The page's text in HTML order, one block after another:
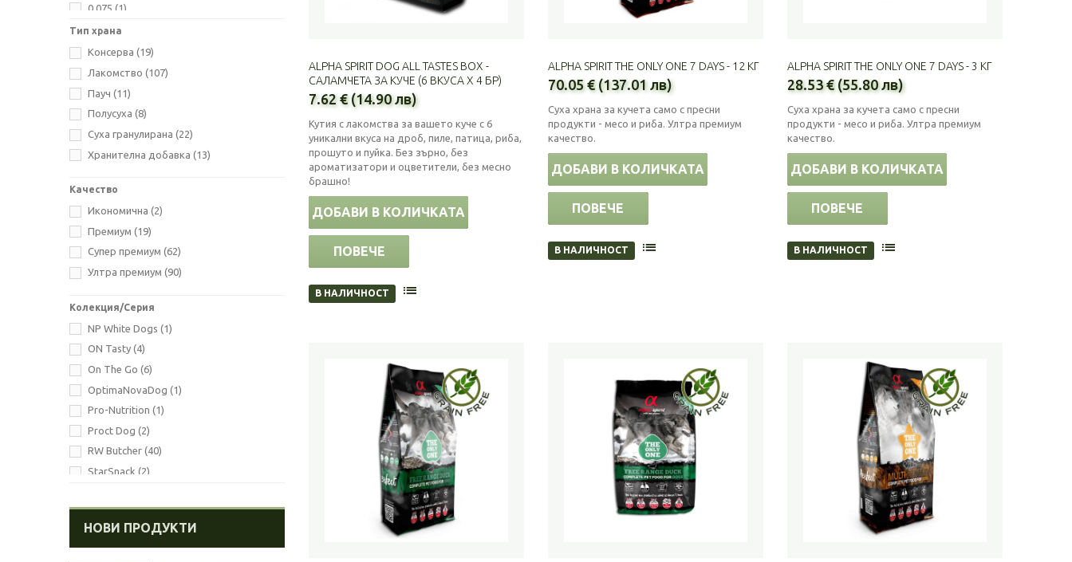
ALPHA SPIRIT DOG ALL TASTES BOX -
САЛАМЧЕТА ЗА КУЧЕ (6 ВКУСА Х 4 БР)
7.62 € (14.90 лв)
Кутия с лакомства за вашето куче с 6
уникални вкуса на дроб, пиле, патица, риба,
прошуто и пуйка. Без зърно, без
ароматизатори и оцветители, без месно
брашно!
ДОБАВИ В КОЛИЧКАТА
ПОВЕЧЕ
В НАЛИЧНОСТ
ALPHA SPIRIT THE ONLY ONE 7 DAYS - 12 КГ
70.05 € (137.01 лв)
Суха храна за кучета само с пресни
продукти - месо и риба. Ултра премиум
качество.
ДОБАВИ В КОЛИЧКАТА
ПОВЕЧЕ
В НАЛИЧНОСТ
ALPHA SPIRIT THE ONLY ONE 7 DAYS - 3 КГ
28.53 € (55.80 лв)
Суха храна за кучета само с пресни
продукти - месо и риба. Ултра премиум
качество.
ДОБАВИ В КОЛИЧКАТА
ПОВЕЧЕ
В НАЛИЧНОСТ
Sanal (8)
Trixie(1)
Vet's Best (1)
Visan(2)
Vitakraft
0.075 (1)
0.100(21)
0.110(1)
0.113 (1)
0.120(4)
0.150(28)
0.185(1)
0.200(5)
0.235(1)
0.240(1)
0.250(1)
0.270(1)
0.285(1)
0.350(1)
0.390(1)
0.400(9)
0.410(6)
0.500(1)
0.800(11)
1.100 (2)
2.500(2)
3.00(3)
Тип храна
Консерва (19)
Лакомство (107)
Пауч (11)
Полусуха (8)
Суха гранулирана (22)
Хранителна добавка (13)
Качество
Икономична (2)
Премиум (19)
Супер премиум (62)
Ултра премиум (90)
Колекция/Серия
NP White Dogs (1)
ON Tasty (4)
On The Go (6)
OptimaNovaDog (1)
Pro-Nutrition (1)
Proct Dog (2)
RW Butcher (40)
StarSnack (2)
Tail Swingers(8)
TheOnlyOne(8)
НОВИ ПРОДУКТИ